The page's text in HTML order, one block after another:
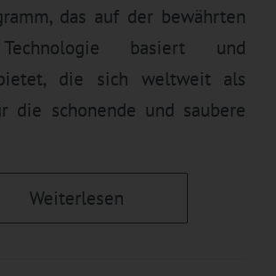
das auf der bewährten
basiert und
die sich weltweit als
die schonende und saubere
Weiterlesen